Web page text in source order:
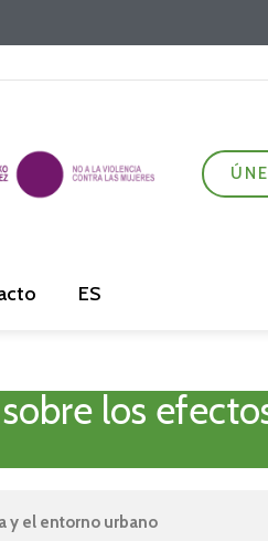
ES
los
y el entorno urbano